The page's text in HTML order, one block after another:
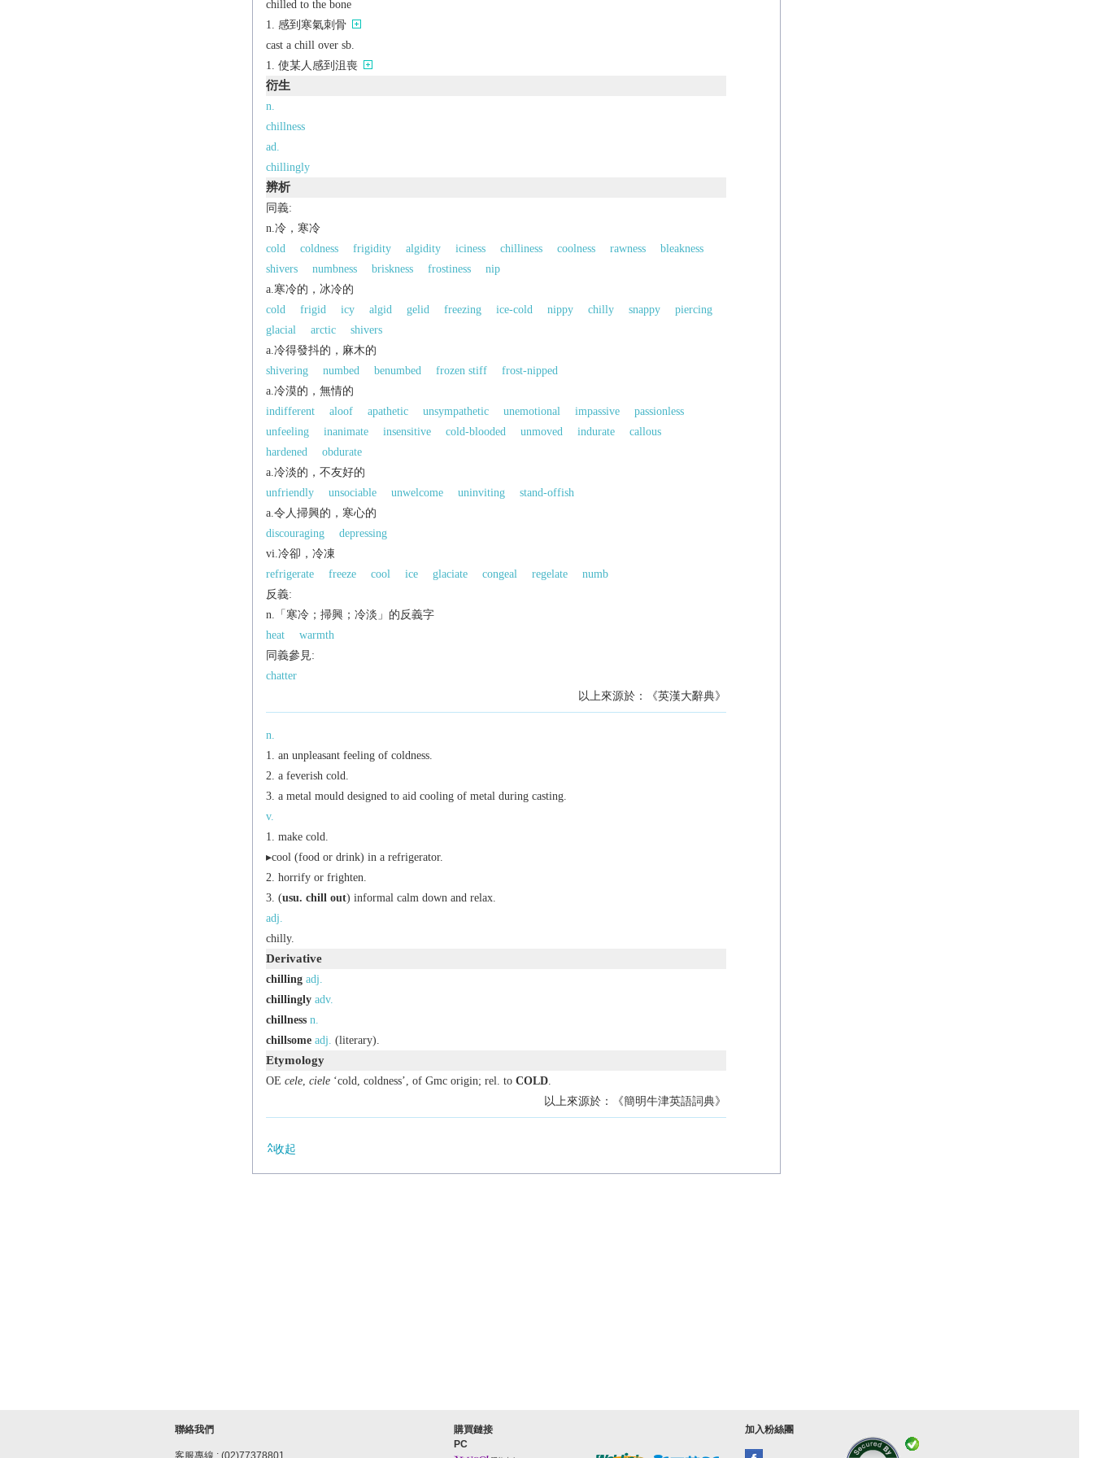
chilled to the bone
感到寒氣刺骨
cast a chill over sb.
使某人感到沮喪
衍生
n.
chillness
ad.
chillingly
辨析
同義:
n.冷，寒冷
cold
coldness frigidity algidity iciness chilliness coolness rawness
bleakness
shivers
numbness briskness frostiness
nip
a.寒冷的，冰冷的
cold
frigid icy algid gelid freezing ice-cold nippy chilly snappy
piercing
glacial
arctic
shivers
a.冷得發抖的，麻木的
shivering
numbed benumbed frozen stiff
frost-nipped
a.冷漠的，無情的
indifferent
aloof apathetic unsympathetic unemotional impassive
passionless
unfeeling
inanimate insensitive cold-blooded unmoved indurate
callous
hardened
obdurate
a.冷淡的，不友好的
unfriendly
unsociable unwelcome uninviting
stand-offish
a.令人掃興的，寒心的
discouraging
depressing
vi.冷卻，冷凍
refrigerate
freeze cool ice glaciate congeal regelate
numb
反義:
n.「寒冷；掃興；冷淡」的反義字
heat
warmth
同義參見:
chatter
以上來源於：《英漢大辭典》
n.
an unpleasant feeling of coldness.
a feverish cold.
a metal mould designed to aid cooling of metal during casting.
v.
make cold.
▸cool (food or drink) in a refrigerator.
horrify or frighten.
(usu. chill out) informal calm down and relax.
adj.
chilly.
Derivative
chilling adj.
chillingly adv.
chillness n.
chillsome adj. (literary).
Etymology
OE cele, ciele‘cold, coldness’, of Gmc origin; rel. to COLD.
以上來源於：《簡明牛津英語詞典》
收起
聯絡我們
客服專線 : (02)77378801
購買鏈接
PC
加入粉絲團